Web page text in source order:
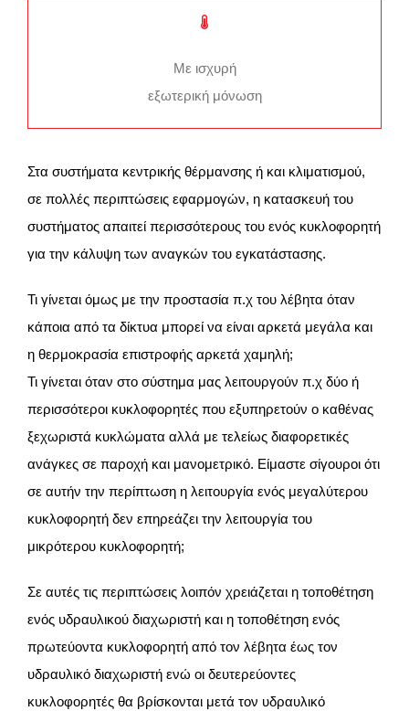
Με ισχυρή
εξωτερική μόνωση
Στα συστήματα κεντρικής θέρμανσης ή και κλιματισμού,
σε πολλές περιπτώσεις εφαρμογών, η κατασκευή του
συστήματος απαιτεί περισσότερους του ενός κυκλοφορητή
για την κάλυψη των αναγκών του εγκατάστασης.
Τι γίνεται όμως με την προστασία π.χ του λέβητα όταν
κάποια από τα δίκτυα μπορεί να είναι αρκετά μεγάλα και
η θερμοκρασία επιστροφής αρκετά χαμηλή;
Τι γίνεται όταν στο σύστημα μας λειτουργούν π.χ δύο ή
περισσότεροι κυκλοφορητές που εξυπηρετούν ο καθένας
ξεχωριστά κυκλώματα αλλά με τελείως διαφορετικές
ανάγκες σε παροχή και μανομετρικό. Είμαστε σίγουροι ότι
σε αυτήν την περίπτωση η λειτουργία ενός μεγαλύτερου
κυκλοφορητή δεν επηρεάζει την λειτουργία του
μικρότερου κυκλοφορητή;
Σε αυτές τις περιπτώσεις λοιπόν χρειάζεται η τοποθέτηση
ενός υδραυλικού διαχωριστή και η τοποθέτηση ενός
πρωτεύοντα κυκλοφορητή από τον λέβητα έως τον
υδραυλικό διαχωριστή ενώ οι δευτερεύοντες
κυκλοφορητές θα βρίσκονται μετά τον υδραυλικό